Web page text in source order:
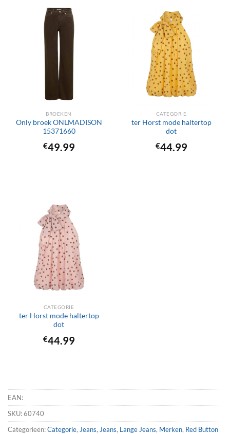
BROEKEN
Only broek ONLMADISON
15371660
€49.99
CATEGORIE
ter Horst mode haltertop
dot
€44.99
CATEGORIE
ter Horst mode haltertop
dot
€44.99
EAN:
SKU:60740
Categorieën:Categorie, Jeans, Jeans, Lange Jeans, Merken, Red Button